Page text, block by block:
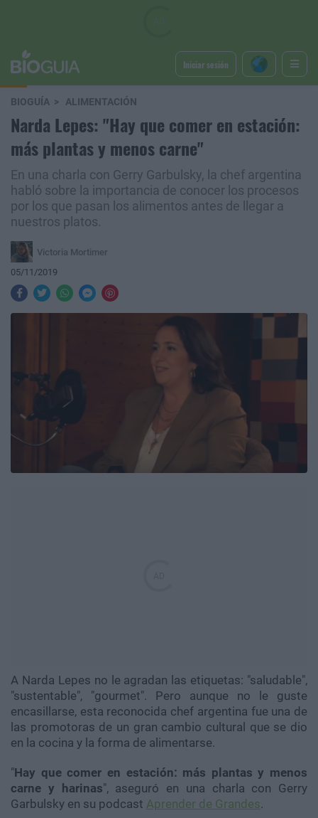
Iniciar sesión
BIOGUÍA ALIMENTACIÓN
Narda Lepes: "Hay que comer en estación:
más plantas y menos carne"
En una charla con Gerry Garbulsky, la chef argentina
habló sobre la importancia de conocer los procesos
por los que pasan los alimentos antes de llegar a
nuestros platos.
Victoria Mortimer
05/11/2019
A Narda Lepes no le agradan las etiquetas: "saludable",
"sustentable", "gourmet". Pero aunque no le guste
encasillarse, esta reconocida chef argentina fue una de
las promotoras de un gran cambio cultural que se dio
en la cocina y la forma de alimentarse.
"Hay que comer en estación: más plantas y menos
carne y harinas", aseguró en una charla con Gerry
Garbulsky en su podcast Aprender de Grandes.